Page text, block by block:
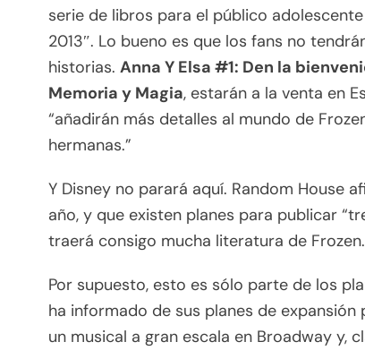
serie de libros para el público
2013″. Lo bueno es que los fans no
historias. Anna Y Elsa #1: Den la
Memoria y Magia, estarán a la venta en
“añadirán más detalles al mundo de
hermanas.”
Y Disney no parará aquí. Random House
año, y que existen planes para publicar
traerá consigo mucha literatura de Frozen.
Por supuesto, esto es sólo parte de los
ha informado de sus planes de
un musical a gran escala en Broadway y,